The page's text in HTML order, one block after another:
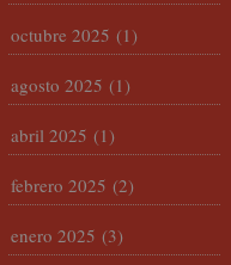
octubre 2025 (1)
agosto 2025 (1)
abril 2025 (1)
febrero 2025 (2)
enero 2025 (3)